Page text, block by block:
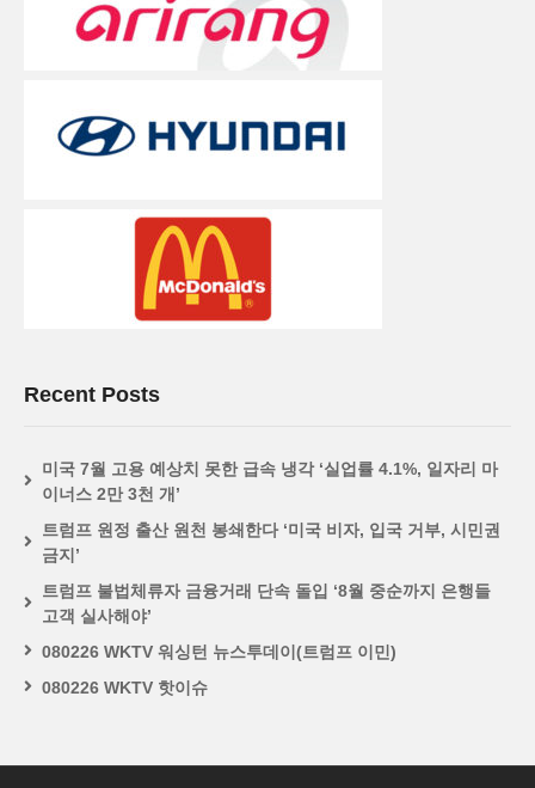
Recent Posts
미국 7월 고용 예상치 못한 급속 냉각 ‘실업률 4.1%, 일자리 마
이너스 2만 3천 개’
트럼프 원정 출산 원천 봉쇄한다 ‘미국 비자, 입국 거부, 시민권
금지’
트럼프 불법체류자 금융거래 단속 돌입 ‘8월 중순까지 은행들
고객 실사해야’
080226 WKTV 워싱턴 뉴스투데이(트럼프 이민)
080226 WKTV 핫이슈